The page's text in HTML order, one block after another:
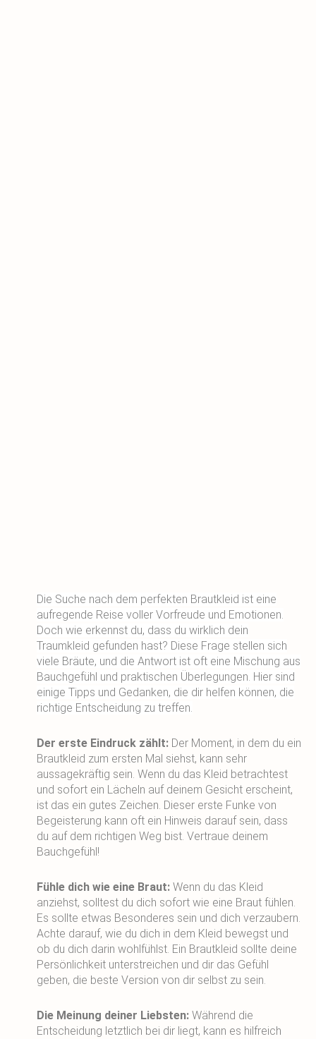
Die Suche nach dem perfekten Brautkleid ist eine
aufregende Reise voller Vorfreude und Emotionen.
Doch wie erkennst du, dass du wirklich dein
Traumkleid gefunden hast? Diese Frage stellen sich
viele Bräute, und die Antwort ist oft eine Mischung aus
Bauchgefühl und praktischen Überlegungen. Hier sind
einige Tipps und Gedanken, die dir helfen können, die
richtige Entscheidung zu treffen.
Der erste Eindruck zählt: Der Moment, in dem du ein
Brautkleid zum ersten Mal siehst, kann sehr
aussagekräftig sein. Wenn du das Kleid betrachtest
und sofort ein Lächeln auf deinem Gesicht erscheint,
ist das ein gutes Zeichen. Dieser erste Funke von
Begeisterung kann oft ein Hinweis darauf sein, dass
du auf dem richtigen Weg bist. Vertraue deinem
Bauchgefühl!
Fühle dich wie eine Braut: Wenn du das Kleid
anziehst, solltest du dich sofort wie eine Braut fühlen.
Es sollte etwas Besonderes sein und dich verzaubern.
Achte darauf, wie du dich in dem Kleid bewegst und
ob du dich darin wohlfühlst. Ein Brautkleid sollte deine
Persönlichkeit unterstreichen und dir das Gefühl
geben, die beste Version von dir selbst zu sein.
Die Meinung deiner Liebsten: Während die
Entscheidung letztlich bei dir liegt, kann es hilfreich